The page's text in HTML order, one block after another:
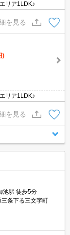
リア1LDK♪
を見る
)
リア1LDK♪
を見る
池駅 徒歩5分
条下る三文字町